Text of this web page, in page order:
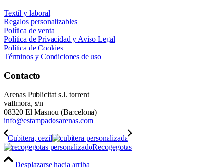
Textil y laboral
Regalos personalizables
Política de venta
Política de Privacidad y Aviso Legal
Política de Cookies
Términos y Condiciones de uso
Contacto
Arenas Publicitat s.l. torrent
vallmora, s/n
08320 El Masnou (Barcelona)
info@estampadosarenas.com
Cubitera, cezil
Recogegotas
Desplazarse hacia arriba